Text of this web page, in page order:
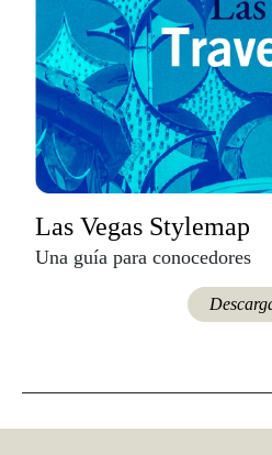
Las Vegas Stylemap
Una guía para conocedores